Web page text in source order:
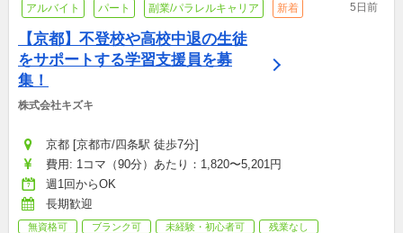
アルバイト パート 副業/パラレルキャリア 新着 5日前
【京都】不登校や高校中退の生徒
をサポートする学習支援員を募
集！
株式会社キズキ
京都 [京都市/四条駅 徒歩7分]
費用: 1コマ（90分）あたり：1,820〜5,201円
週1回からOK
長期歓迎
無資格可 ブランク可 未経験・初心者可
残業なし